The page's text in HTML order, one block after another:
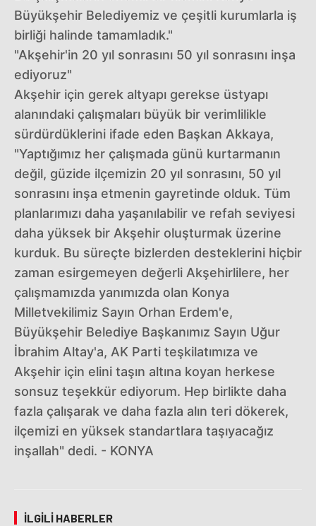
Büyükşehir Belediyemiz ve çeşitli kurumlarla iş
birliği halinde tamamladık."
"Akşehir'in 20 yıl sonrasını 50 yıl sonrasını inşa
ediyoruz"
Akşehir için gerek altyapı gerekse üstyapı
alanındaki çalışmaları büyük bir verimlilikle
sürdürdüklerini ifade eden Başkan Akkaya,
"Yaptığımız her çalışmada günü kurtarmanın
değil, güzide ilçemizin 20 yıl sonrasını, 50 yıl
sonrasını inşa etmenin gayretinde olduk. Tüm
planlarımızı daha yaşanılabilir ve refah seviyesi
daha yüksek bir Akşehir oluşturmak üzerine
kurduk. Bu süreçte bizlerden desteklerini hiçbir
zaman esirgemeyen değerli Akşehirlilere, her
çalışmamızda yanımızda olan Konya
Milletvekilimiz Sayın Orhan Erdem'e,
Büyükşehir Belediye Başkanımız Sayın Uğur
İbrahim Altay'a, AK Parti teşkilatımıza ve
Akşehir için elini taşın altına koyan herkese
sonsuz teşekkür ediyorum. Hep birlikte daha
fazla çalışarak ve daha fazla alın teri dökerek,
ilçemizi en yüksek standartlara taşıyacağız
inşallah" dedi. - KONYA
İLGILI HABERLER